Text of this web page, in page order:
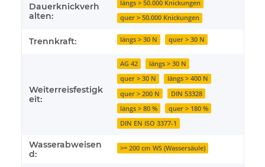
Dauerknickverh
alten:
längs > 50.000 Knickungen
quer > 50.000 Knickungen
Trennkraft: längs > 30 N quer > 30 N
Weiterreisfestigk
eit:
AG 42
längs > 30 N
quer > 30 N
längs > 400 N
quer > 200 N
DIN 53328
längs > 80 %
quer > 180 %
DIN EN ISO 3377-1
Wasserabweisen
d:
>= 200 cm WS (Wassersäule)